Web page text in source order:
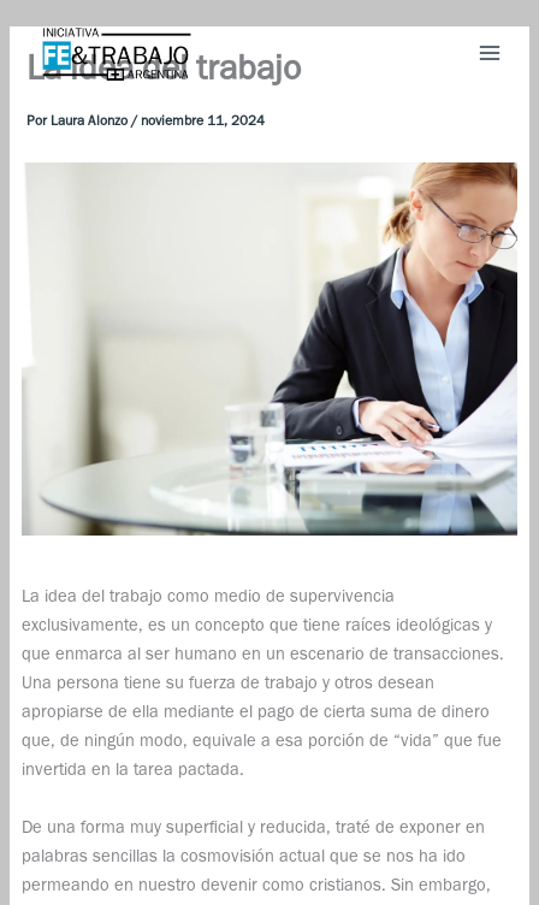
contenido
La idea del trabajo
Por Laura Alonzo/ noviembre 11, 2024
La idea del trabajo como medio de supervivencia
exclusivamente, es un concepto que tiene raíces ideológicas y
que enmarca al ser humano en un escenario de transacciones.
Una persona tiene su fuerza de trabajo y otros desean
apropiarse de ella mediante el pago de cierta suma de dinero
que, de ningún modo, equivale a esa porción de “vida” que fue
invertida en la tarea pactada.
De una forma muy superficial y reducida, traté de exponer en
palabras sencillas la cosmovisión actual que se nos ha ido
permeando en nuestro devenir como cristianos. Sin embargo,